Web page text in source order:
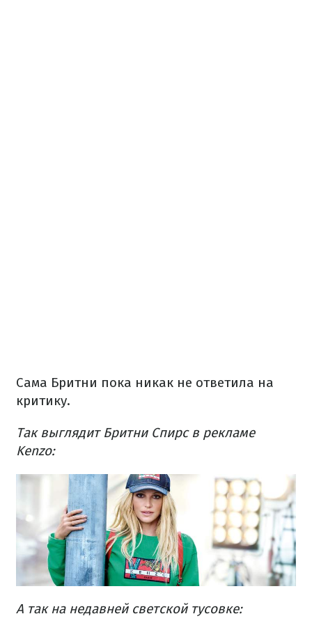
Сама Бритни пока никак не ответила на
критику.
Так выглядит Бритни Спирс в рекламе
Kenzo:
А так на недавней светской тусовке: